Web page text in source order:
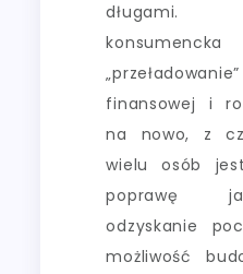
długami.
finansowej i
na nowo, z
wielu osób
poprawę
odzyskanie
możliwość